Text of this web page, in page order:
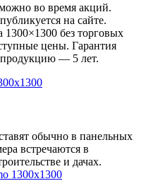
во время акций.
на сайте.
1300×1300 без торговых
цены. Гарантия
— 5 лет.
обычно в панельных
встречаются в
и дачах.
1300x1300